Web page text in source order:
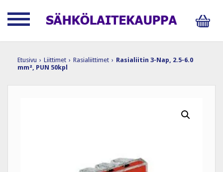
Etusivu › Liittimet › Rasialiittimet › Rasialiitin 3-Nap, 2.5-6.0
mm², PUN 50kpl